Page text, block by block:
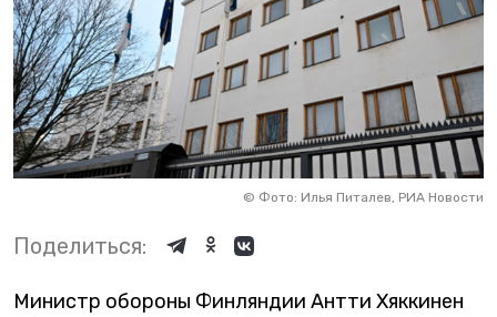
© Фото: Илья Питалев, РИА Новости
Поделиться:
Министр обороны Финляндии Антти Хяккинен